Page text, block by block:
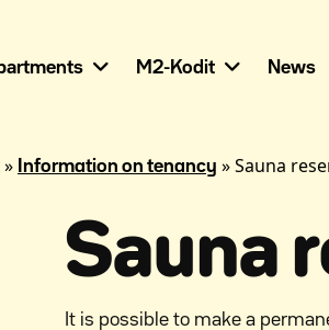
M2-Kodit News
» Information on tenancy »Sauna
Sauna
It is possible to make a